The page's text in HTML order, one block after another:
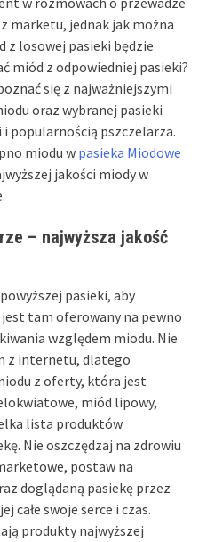
marketu, jednak jak można
z losowej pasieki będzie
miód z odpowiedniej pasieki?
się z najważniejszymi
oraz wybranej pasieki
popularnością pszczelarza.
miodu w pasieka Miodowe
jakości miody w
– najwyższa jakość
pasieki, aby
tam oferowany na pewno
względem miodu. Nie
z internetu, dlatego
z oferty, która jest
miód lipowy,
lista produktów
Nie oszczędzaj na zdrowiu
postaw na
doglądaną pasiekę przez
całe swoje serce i czas.
produkty najwyższej